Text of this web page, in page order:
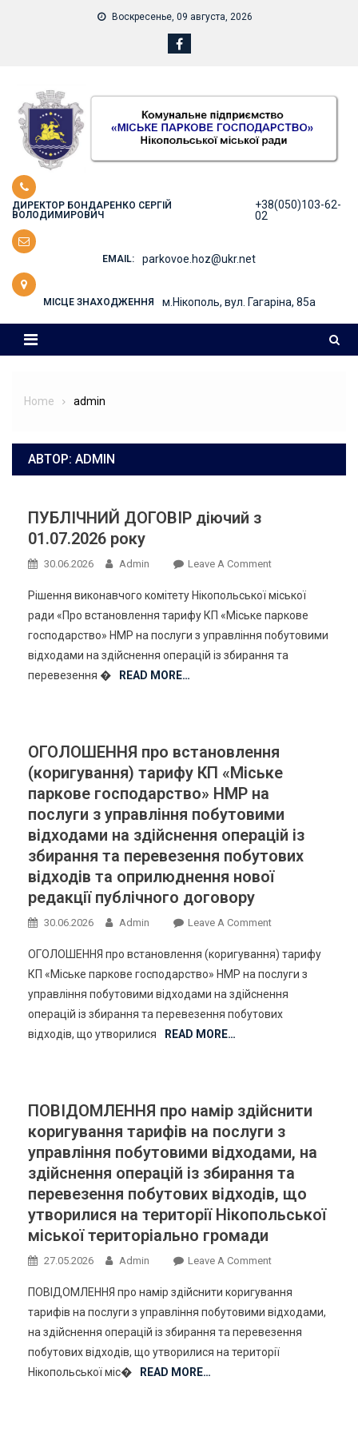
Воскресенье, 09 августа, 2026
ДИРЕКТОР БОНДАРЕНКО СЕРГІЙ
ВОЛОДИМИРОВИЧ
+38(050)103-62-
02
EMAIL: parkovoe.hoz@ukr.net
МІСЦЕ ЗНАХОДЖЕННЯ м.Нікополь, вул. Гагаріна, 85а
Home admin
АВТОР: ADMIN
ПУБЛІЧНИЙ ДОГОВІР діючий з
01.07.2026 року
30.06.2026 Admin Leave A CommentOn
ДОГОВІР
Діючий
З
01.07.2026
Рішення виконавчого комітету Нікопольської міської
ради «Про встановлення тарифу КП «Міське паркове
господарство» НМР на послуги з управління побутовими
відходами на здійснення операцій із збирання та
перевезення �
READ MORE…
ОГОЛОШЕННЯ про встановлення
(коригування) тарифу КП «Міське
паркове господарство» НМР на
послуги з управління побутовими
відходами на здійснення операцій із
збирання та перевезення побутових
відходів та оприлюднення нової
редакції публічного договору
30.06.2026 Admin Leave A CommentOn
Про
Встановлення
(коригування)
Тарифу
НМР
З
Управління
Побутовими
Відходами
Із
Збирання
ОГОЛОШЕННЯ про встановлення (коригування) тарифу
КП «Міське паркове господарство» НМР на послуги з
управління побутовими відходами на здійснення
операцій із збирання та перевезення побутових
відходів, що утворилися
READ MORE…
ПОВІДОМЛЕННЯ про намір здійснити
коригування тарифів на послуги з
управління побутовими відходами, на
здійснення операцій із збирання та
перевезення побутових відходів, що
утворилися на території Нікопольської
міської територіально громади
27.05.2026 Admin Leave A CommentOn
Про
Намір
Здійснити
Коригування
ПОВІДОМЛЕННЯ про намір здійснити коригування
тарифів на послуги з управління побутовими відходами,
на здійснення операцій із збирання та перевезення
побутових відходів, що утворилися на території
Нікопольської міс�
READ MORE…